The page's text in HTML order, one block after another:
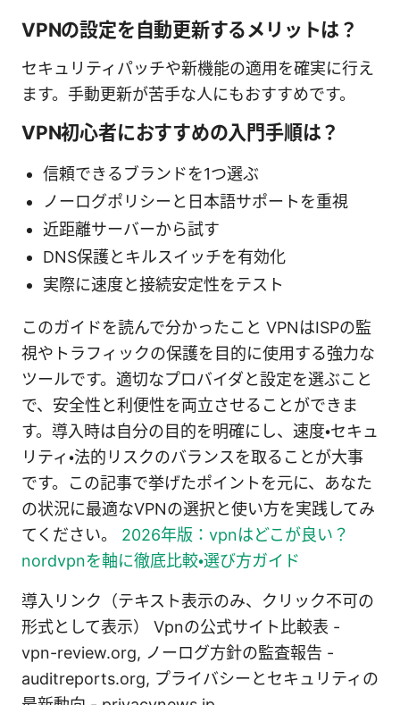
VPNの設定を自動更新するメリットは？
セキュリティパッチや新機能の適用を確実に行え
ます。手動更新が苦手な人にもおすすめです。
VPN初心者におすすめの入門手順は？
信頼できるブランドを1つ選ぶ
ノーログポリシーと日本語サポートを重視
近距離サーバーから試す
DNS保護とキルスイッチを有効化
実際に速度と接続安定性をテスト
このガイドを読んで分かったこと VPNはISPの監
視やトラフィックの保護を目的に使用する強力な
ツールです。適切なプロバイダと設定を選ぶこと
で、安全性と利便性を両立させることができま
す。導入時は自分の目的を明確にし、速度・セキュ
リティ・法的リスクのバランスを取ることが大事
です。この記事で挙げたポイントを元に、あなた
の状況に最適なVPNの選択と使い方を実践してみ
てください。 2026年版：vpnはどこが良い？
nordvpnを軸に徹底比較・選び方ガイド
導入リンク（テキスト表示のみ、クリック不可の
形式として表示） Vpnの公式サイト比較表 -
vpn-review.org, ノーログ方針の監査報告 -
auditreports.org, プライバシーとセキュリティの